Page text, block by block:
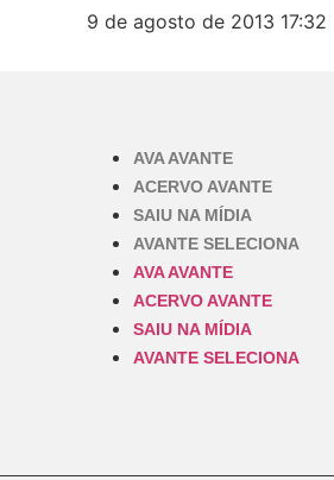
9 de agosto de 2013 17:32
AVA AVANTE
ACERVO AVANTE
SAIU NA MÍDIA
AVANTE SELECIONA
AVA AVANTE
ACERVO AVANTE
SAIU NA MÍDIA
AVANTE SELECIONA